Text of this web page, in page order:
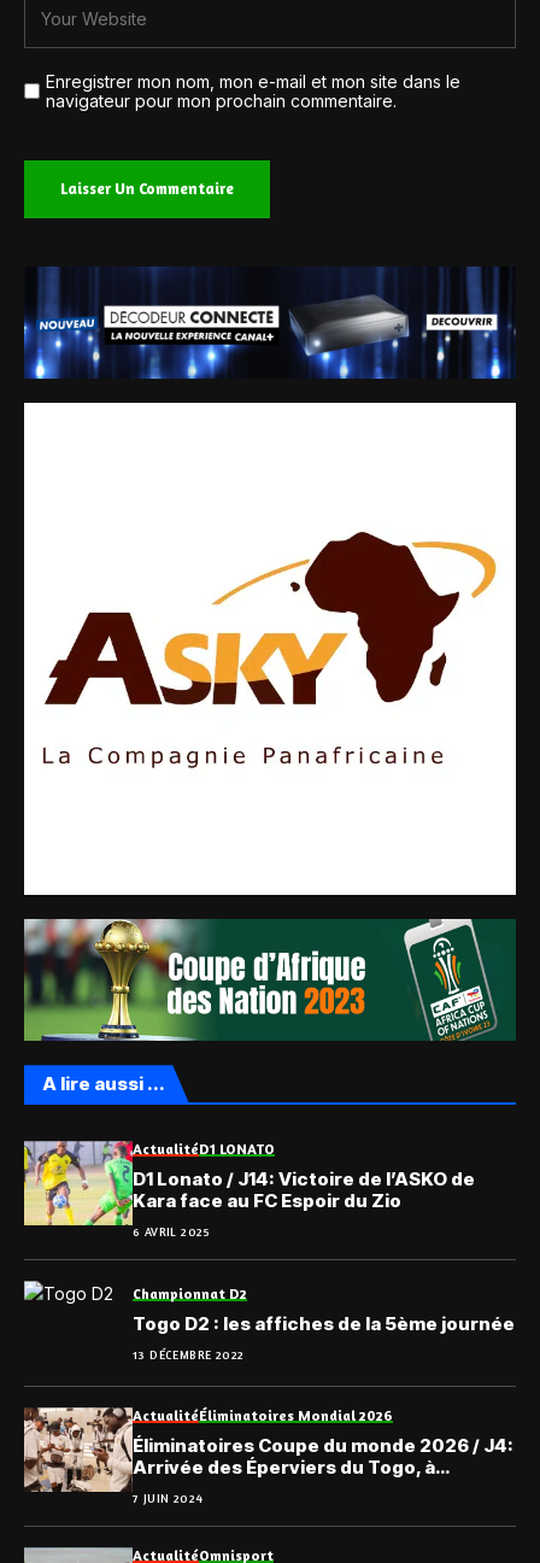
Enregistrer mon nom, mon e-mail et mon site dans le
navigateur pour mon prochain commentaire.
A lire aussi ...
ActualitéD1 LONATO
D1 Lonato / J14: Victoire de l’ASKO de
Kara face au FC Espoir du Zio
6 AVRIL 2025
Championnat D2
Togo D2 : les affiches de la 5ème journée
13 DÉCEMBRE 2022
ActualitéÉliminatoires Mondial 2026
Éliminatoires Coupe du monde 2026 / J4:
Arrivée des Éperviers du Togo, à
Kinshasa
7 JUIN 2024
ActualitéOmnisport